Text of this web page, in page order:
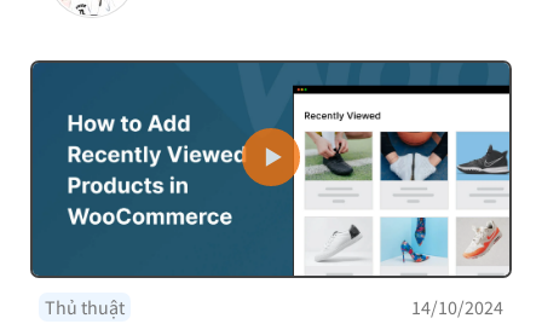
Thủ thuật 14/10/2024